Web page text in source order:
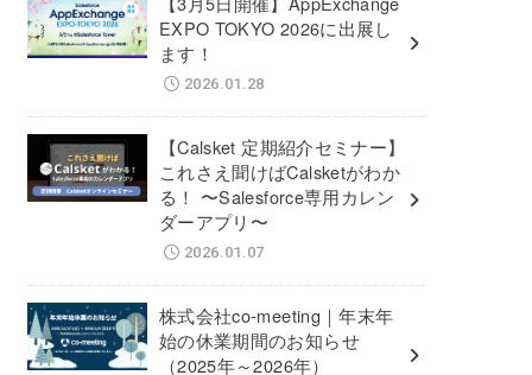
EXPO TOKYO 2026に出展し
ます！
2026.01.28
【Calsket 定期紹介セミナー】
これさえ聞けばCalsketがわか
る！ 〜Salesforce専用カレン
ダーアプリ〜
2026.01.07
株式会社co-meeting｜年末年
始の休業期間のお知らせ
（2025年～2026年）